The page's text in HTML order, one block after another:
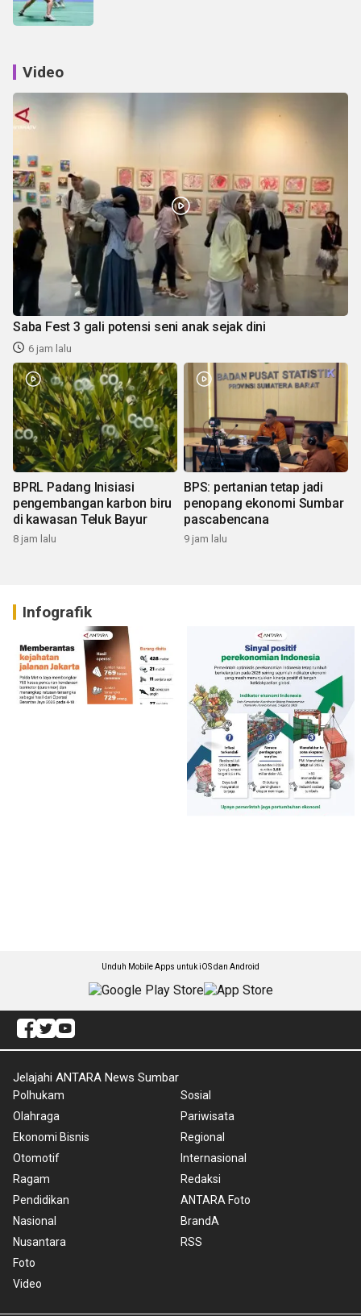
Video
Saba Fest 3 gali potensi seni anak sejak dini
6 jam lalu
BPRL Padang Inisiasi
pengembangan karbon biru
di kawasan Teluk Bayur
8 jam lalu
BPS: pertanian tetap jadi
penopang ekonomi Sumbar
pascabencana
9 jam lalu
Infografik
Unduh Mobile Apps untuk iOS dan Android
Jelajahi ANTARA News Sumbar
Polhukam
Olahraga
Ekonomi Bisnis
Otomotif
Ragam
Pendidikan
Nasional
Nusantara
Foto
Video
Sosial
Pariwisata
Regional
Internasional
Redaksi
ANTARA Foto
BrandA
RSS